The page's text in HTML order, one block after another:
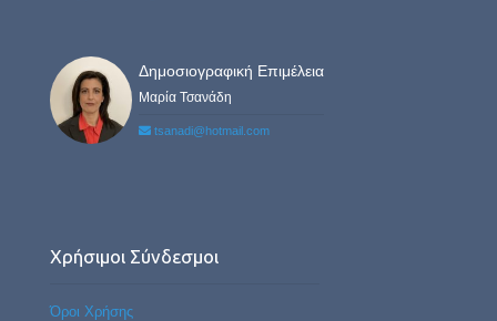
Δημοσιογραφική Επιμέλεια
Μαρία Τσανάδη
tsanadi@hotmail.com
Χρήσιμοι Σύνδεσμοι
Όροι Χρήσης